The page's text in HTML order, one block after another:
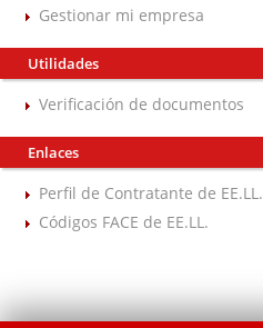
Gestionar mi empresa
Utilidades
Verificación de documentos
Enlaces
Perfil de Contratante de EE.LL.
Códigos FACE de EE.LL.